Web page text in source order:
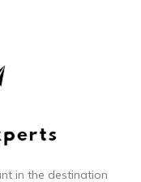
in the destination